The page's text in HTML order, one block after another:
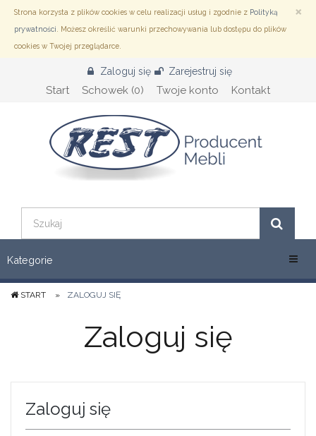
Przejdź
×
Strona korzysta z plików cookies w celu realizacji usług i zgodnie z Polityką
prywatności . Możesz określić warunki przechowywania lub dostępu do plików
cookies w Twojej przeglądarce.
Zaloguj się Zarejestruj się
Start Schowek (0) Twoje konto Kontakt
Kategorie Menu
START ZALOGUJ SIĘ
Zaloguj się
Zaloguj się